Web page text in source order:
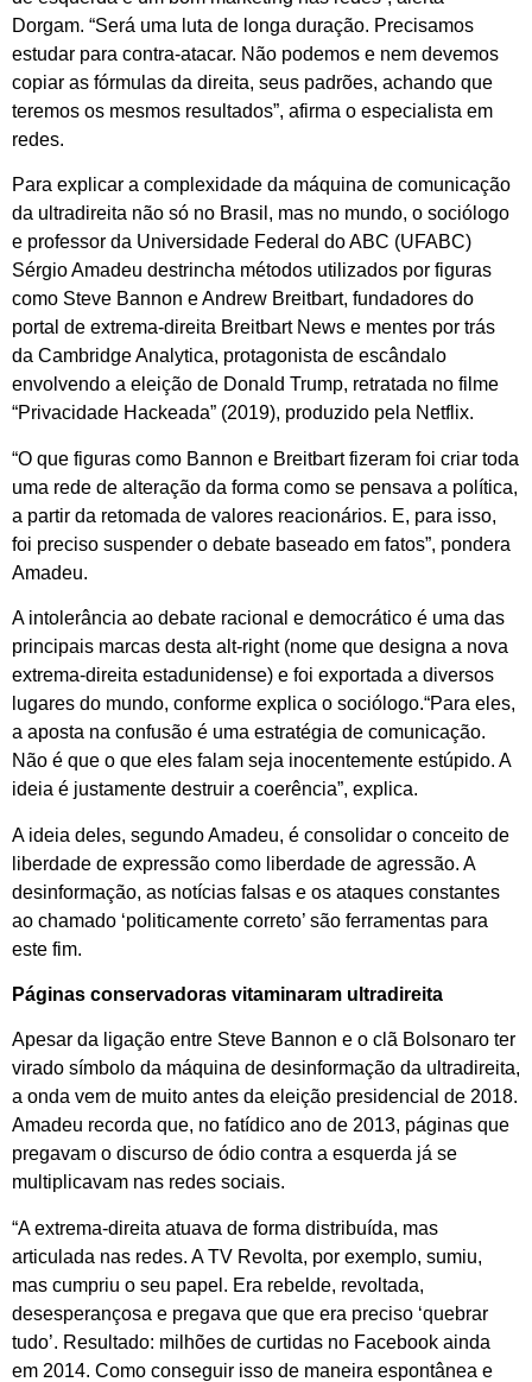
Dorgam. “Será uma luta de longa duração. Precisamos
estudar para contra-atacar. Não podemos e nem devemos
copiar as fórmulas da direita, seus padrões, achando que
teremos os mesmos resultados”, afirma o especialista em
redes.
Para explicar a complexidade da máquina de comunicação
da ultradireita não só no Brasil, mas no mundo, o sociólogo
e professor da Universidade Federal do ABC (UFABC)
Sérgio Amadeu destrincha métodos utilizados por figuras
como Steve Bannon e Andrew Breitbart, fundadores do
portal de extrema-direita Breitbart News e mentes por trás
da Cambridge Analytica, protagonista de escândalo
envolvendo a eleição de Donald Trump, retratada no filme
“Privacidade Hackeada” (2019), produzido pela Netflix.
“O que figuras como Bannon e Breitbart fizeram foi criar toda
uma rede de alteração da forma como se pensava a política,
a partir da retomada de valores reacionários. E, para isso,
foi preciso suspender o debate baseado em fatos”, pondera
Amadeu.
A intolerância ao debate racional e democrático é uma das
principais marcas desta alt-right (nome que designa a nova
extrema-direita estadunidense) e foi exportada a diversos
lugares do mundo, conforme explica o sociólogo.“Para eles,
a aposta na confusão é uma estratégia de comunicação.
Não é que o que eles falam seja inocentemente estúpido. A
ideia é justamente destruir a coerência”, explica.
A ideia deles, segundo Amadeu, é consolidar o conceito de
liberdade de expressão como liberdade de agressão. A
desinformação, as notícias falsas e os ataques constantes
ao chamado ‘politicamente correto’ são ferramentas para
este fim.
Páginas conservadoras vitaminaram ultradireita
Apesar da ligação entre Steve Bannon e o clã Bolsonaro ter
virado símbolo da máquina de desinformação da ultradireita,
a onda vem de muito antes da eleição presidencial de 2018.
Amadeu recorda que, no fatídico ano de 2013, páginas que
pregavam o discurso de ódio contra a esquerda já se
multiplicavam nas redes sociais.
“A extrema-direita atuava de forma distribuída, mas
articulada nas redes. A TV Revolta, por exemplo, sumiu,
mas cumpriu o seu papel. Era rebelde, revoltada,
desesperançosa e pregava que que era preciso ‘quebrar
tudo’. Resultado: milhões de curtidas no Facebook ainda
em 2014. Como conseguir isso de maneira espontânea e